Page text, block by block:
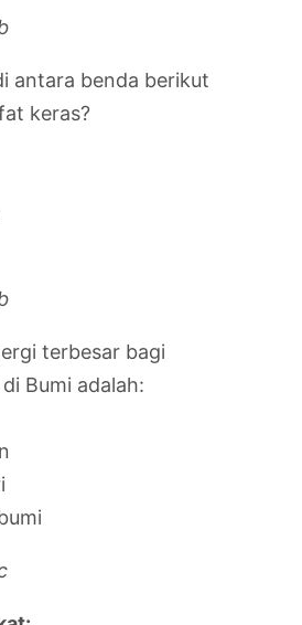
antara benda berikut
keras?
terbesar bagi
Bumi adalah: